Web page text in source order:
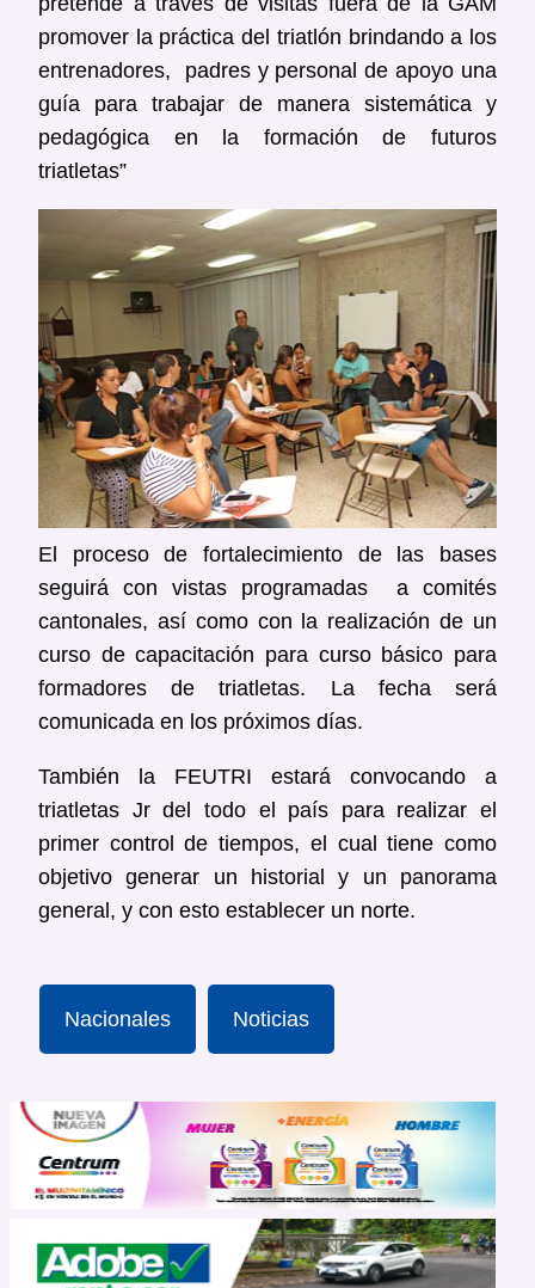
promover la práctica del triatlón brindando a los
entrenadores, padres y personal de apoyo una
guía para trabajar de manera sistemática y
pedagógica en la formación de futuros
triatletas”
El proceso de fortalecimiento de las bases
seguirá con vistas programadas a comités
cantonales, así como con la realización de un
curso de capacitación para curso básico para
formadores de triatletas. La fecha será
comunicada en los próximos días.
También la FEUTRI estará convocando a
triatletas Jr del todo el país para realizar el
primer control de tiempos, el cual tiene como
objetivo generar un historial y un panorama
general, y con esto establecer un norte.
Nacionales Noticias